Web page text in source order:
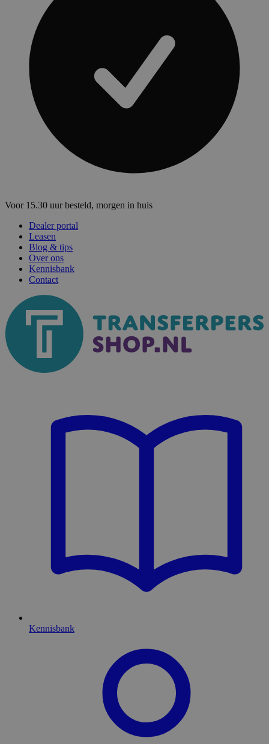
Voor 15.30 uur besteld, morgen in huis
Dealer portal
Leasen
Blog & tips
Over ons
Kennisbank
Contact
Kennisbank